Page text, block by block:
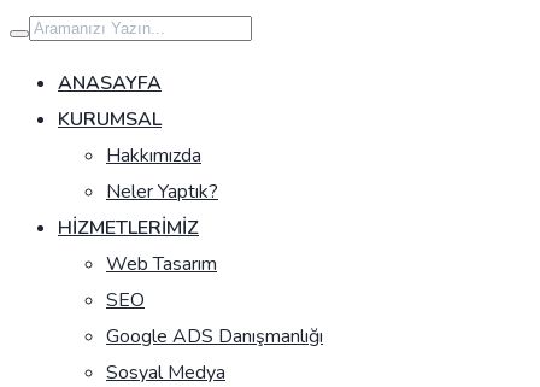
İçeriğe
geç
ANASAYFA
KURUMSAL
Hakkımızda
Neler Yaptık?
HIZMETLERIMIZ
Web Tasarım
SEO
Google ADS Danışmanlığı
Sosyal Medya